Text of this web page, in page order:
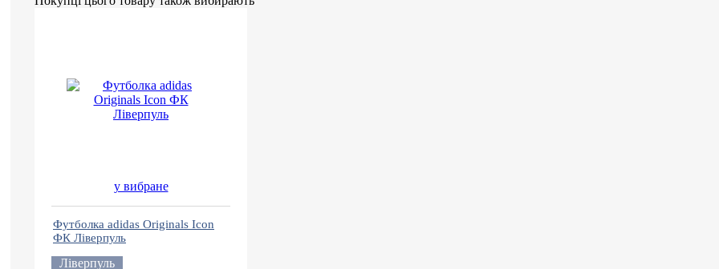
у вибране
Футболка adidas Originals Icon
ФК Ліверпуль
Ліверпуль